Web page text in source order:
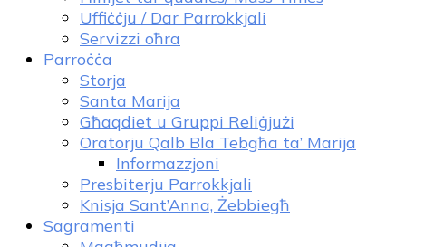
Uffiċċju / Dar Parrokkjali
Servizzi oħra
Parroċċa
Storja
Santa Marija
Għaqdiet u Gruppi Reliġjużi
Oratorju Qalb Bla Tebgħa ta’ Marija
Informazzjoni
Presbiterju Parrokkjali
Knisja Sant’Anna, Żebbiegħ
Sagramenti